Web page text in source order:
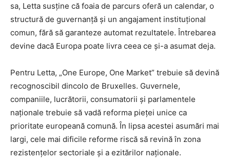
sa, Letta susține că foaia de parcurs oferă un calendar, o
structură de guvernanță și un angajament instituțional
comun, fără să garanteze automat rezultatele. Întrebarea
devine dacă Europa poate livra ceea ce și-a asumat deja.
Pentru Letta, „One Europe, One Market” trebuie să devină
recognoscibil dincolo de Bruxelles. Guvernele,
companiile, lucrătorii, consumatorii și parlamentele
naționale trebuie să vadă reforma pieței unice ca
prioritate europeană comună. În lipsa acestei asumări mai
largi, cele mai dificile reforme riscă să revină în zona
rezistențelor sectoriale și a ezitărilor naționale.